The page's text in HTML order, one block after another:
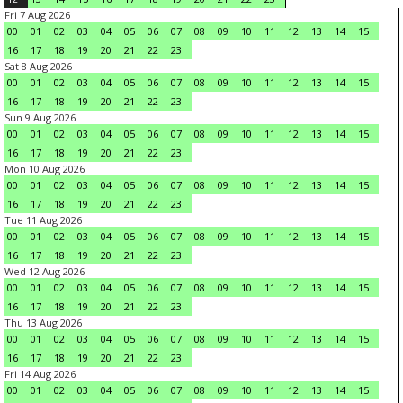
Fri 7 Aug 2026
00
01 02 03 04 05 06 07 08 09 10 11 12 13 14
15
16
17 18 19 20 21 22
23
Sat 8 Aug 2026
00
01 02 03 04 05 06 07 08 09 10 11 12 13 14
15
16
17 18 19 20 21 22
23
Sun 9 Aug 2026
00
01 02 03 04 05 06 07 08 09 10 11 12 13 14
15
16
17 18 19 20 21 22
23
Mon 10 Aug 2026
00
01 02 03 04 05 06 07 08 09 10 11 12 13 14
15
16
17 18 19 20 21 22
23
Tue 11 Aug 2026
00
01 02 03 04 05 06 07 08 09 10 11 12 13 14
15
16
17 18 19 20 21 22
23
Wed 12 Aug 2026
00
01 02 03 04 05 06 07 08 09 10 11 12 13 14
15
16
17 18 19 20 21 22
23
Thu 13 Aug 2026
00
01 02 03 04 05 06 07 08 09 10 11 12 13 14
15
16
17 18 19 20 21 22
23
Fri 14 Aug 2026
00
01 02 03 04 05 06 07 08 09 10 11 12 13 14
15